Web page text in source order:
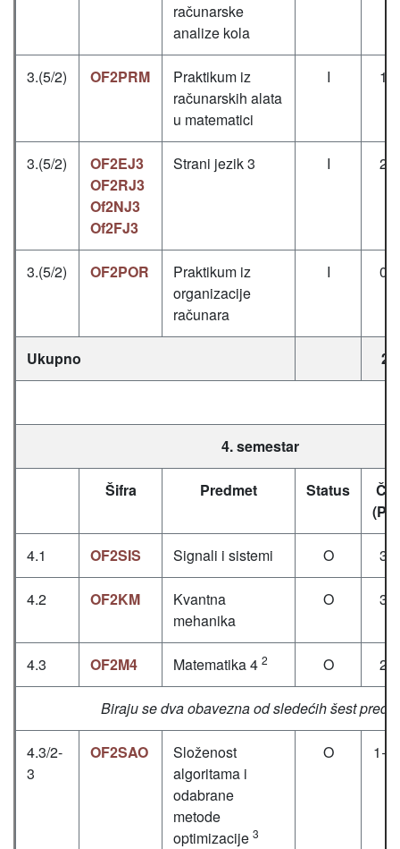
računarske
analize kola
3.(5/2) OF2PRM
Praktikum iz
računarskih alata
u matematici
I
3.(5/2)
OF2EJ3
OF2RJ3
Of2NJ3
Of2FJ3
Strani jezik 3 I
3.(5/2) OF2POR
Praktikum iz
organizacije
računara
I
Ukupno
4. semestar
Šifra Predmet Status
4.1 OF2SIS Signali i sistemi O
4.2 OF2KM
Kvantna
mehanika
O
4.3 OF2M4 Matematika 4 2 O
Biraju se dva obavezna od sledećih šest
4.3/2-
3
OF2SAO
Složenost
algoritama i
odabrane
metode
optimizacije 3
O